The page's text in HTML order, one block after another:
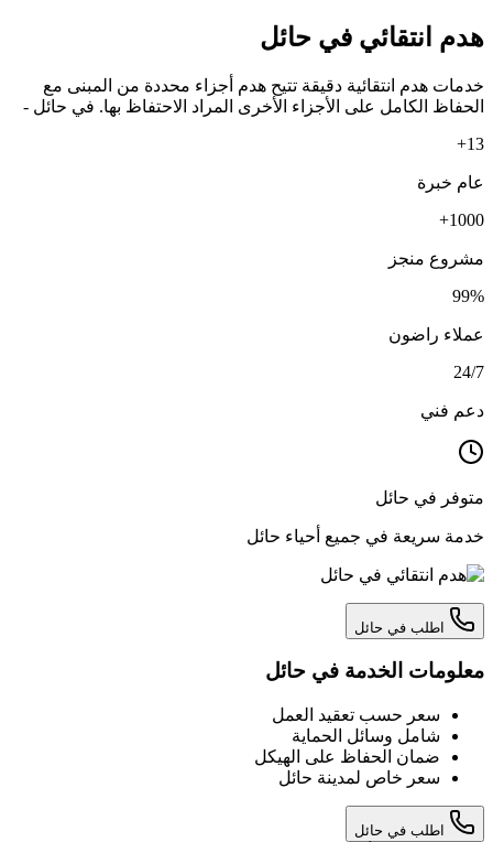
هدم انتقائي في حائل
خدمات هدم انتقائية دقيقة تتيح هدم أجزاء محددة من المبنى مع
الحفاظ الكامل على الأجزاء الأخرى المراد الاحتفاظ بها. في حائل -
13+
عام خبرة
1000+
مشروع منجز
99%
عملاء راضون
24/7
دعم فني
متوفر في حائل
خدمة سريعة في جميع أحياء حائل
اطلب في حائل
معلومات الخدمة في حائل
سعر حسب تعقيد العمل
شامل وسائل الحماية
ضمان الحفاظ على الهيكل
سعر خاص لمدينة حائل
اطلب في حائل